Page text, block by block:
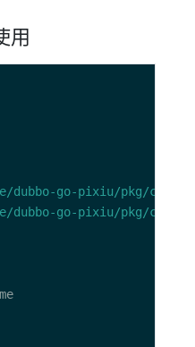
用
dubbo-go-pixiu/pkg/
dubbo-go-pixiu/pkg/